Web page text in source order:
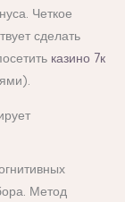
Четкое
сделать
казино 7к
Метод